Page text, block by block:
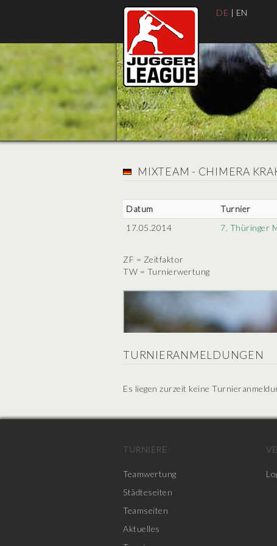
DE | EN
MIXTEAM - CHIMERA
Datum Turnier
17.05.2014
7. Thüringer
ZF = Zeitfaktor
TW = Turnierwertung
TURNIERANMELDUNGEN
Es liegen zurzeit keine
TURNIERE
Teamwertung
Städteseiten
Teamseiten
Aktuelles